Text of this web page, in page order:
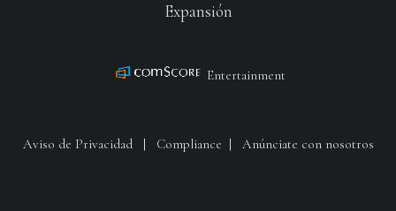
Expansión
Entertainment
Aviso de Privacidad| Compliance Anúnciate con nosotros